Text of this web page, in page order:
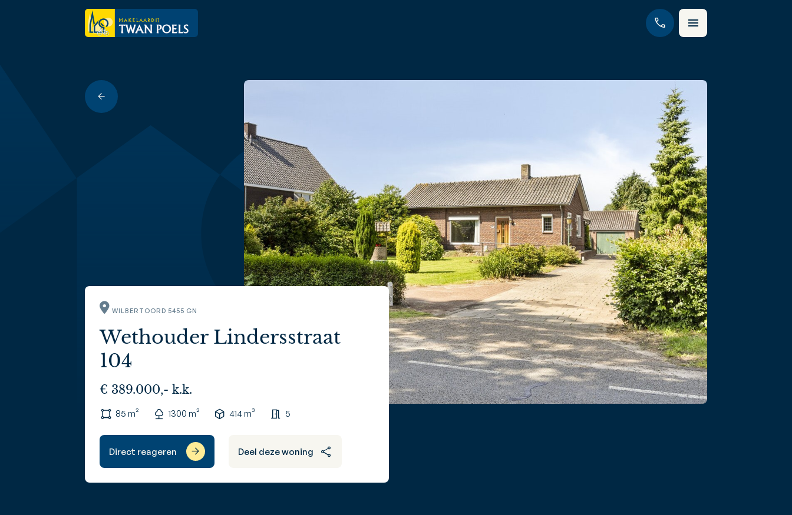
WILBERTOORD 5455 GN
Wethouder Lindersstraat
104
€ 389.000,- k.k.
85 m² 1300 m² 414 m³ 5
Direct reageren Deel deze woning